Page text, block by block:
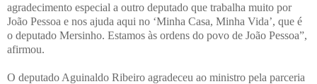
agradecimento especial a outro deputado que trabalha muito por
João Pessoa e nos ajuda aqui no ‘Minha Casa, Minha Vida’, que é
o deputado Mersinho. Estamos às ordens do povo de João Pessoa”,
afirmou.
O deputado Aguinaldo Ribeiro agradeceu ao ministro pela parceria